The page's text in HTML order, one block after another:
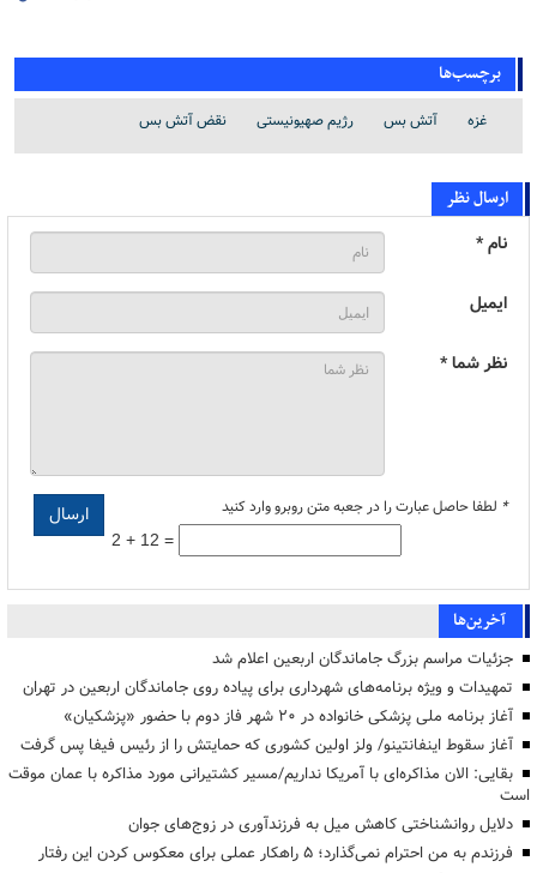
برچسب‌ها
غزه آتش بس رژیم صهیونیستی نقض آتش بس
ارسال نظر
نام *
ایمیل
نظر شما *
* لطفا حاصل عبارت را در جعبه متن روبرو وارد کنید
2 + 12 =
آخرین‌ها
جزئیات مراسم بزرگ جاماندگان اربعین اعلام شد
تمهیدات و ویژه برنامه‌های شهرداری برای پیاده روی جاماندگان اربعین در تهران
آغاز برنامه ملی پزشکی خانواده در ۲۰ شهر فاز دوم با حضور «پزشکیان»
آغاز سقوط اینفانتینو/ ولز اولین کشوری که حمایتش را از رئیس فیفا پس گرفت
بقایی: الان مذاکره‌ای با آمریکا نداریم/مسیر کشتیرانی مورد مذاکره با عمان موقت
است
دلایل روانشناختی کاهش میل به فرزندآوری در زوج‌های جوان
فرزندم به من احترام نمی‌گذارد؛ ۵ راهکار عملی برای معکوس کردن این رفتار